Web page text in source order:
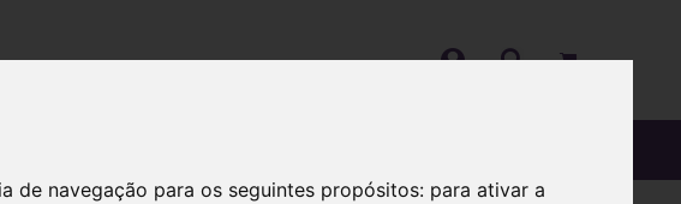
de navegação para os seguintes propósitos: para ativar a